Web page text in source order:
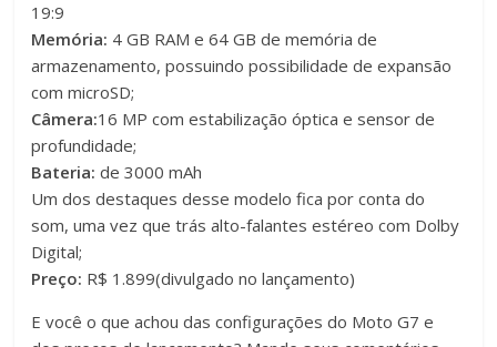
19:9
Memória: 4 GB RAM e 64 GB de memória de
armazenamento, possuindo possibilidade de expansão
com microSD;
Câmera:16 MP com estabilização óptica e sensor de
profundidade;
Bateria: de 3000 mAh
Um dos destaques desse modelo fica por conta do
som, uma vez que trás alto-falantes estéreo com Dolby
Digital;
Preço: R$ 1.899(divulgado no lançamento)
E você o que achou das configurações do Moto G7 e